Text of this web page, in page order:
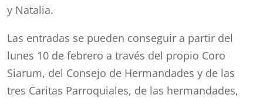
y Natalia.
Las entradas se pueden conseguir a partir del
lunes 10 de febrero a través del propio Coro
Siarum, del Consejo de Hermandades y de las
tres Caritas Parroquiales, de las hermandades,